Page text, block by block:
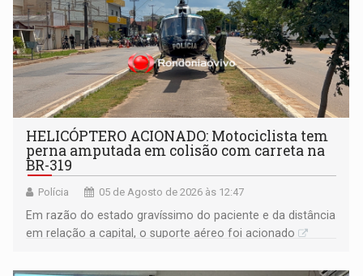
HELICÓPTERO ACIONADO: Motociclista tem
perna amputada em colisão com carreta na
BR-319
Polícia 05 de Agosto de 2026 às 12:47
Em razão do estado gravíssimo do paciente e da distância
em relação a capital, o suporte aéreo foi acionado